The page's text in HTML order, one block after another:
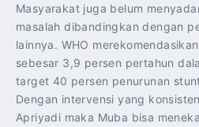
Masyarakat juga belum
masalah dibandingkan dengan
lainnya. WHO
sebesar 3,9 persen pertahun
target 40 persen penurunan
Dengan intervensi yang
Apriyadi maka Muba bisa